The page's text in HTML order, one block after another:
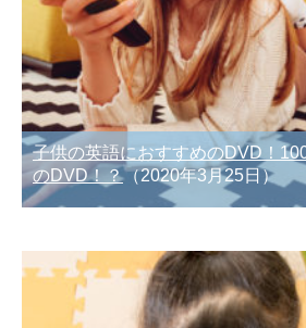
子供の英語におすすめのDVD！
のDVD！？（2020年3月25日）